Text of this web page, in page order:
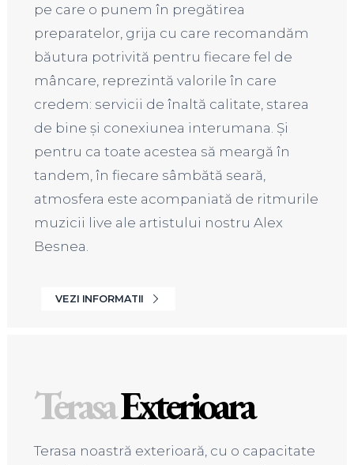
pe care o punem în pregătirea
preparatelor, grija cu care recomandăm
băutura potrivită pentru fiecare fel de
mâncare, reprezintă valorile în care
credem: servicii de înaltă calitate, starea
de bine și conexiunea interumana. Și
pentru ca toate acestea să meargă în
tandem, în fiecare sâmbătă seară,
atmosfera este acompaniată de ritmurile
muzicii live ale artistului nostru Alex
Besnea.
VEZI INFORMATII
TerasaExterioara
Terasa noastră exterioară, cu o capacitate